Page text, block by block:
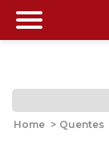
Home > Quentes